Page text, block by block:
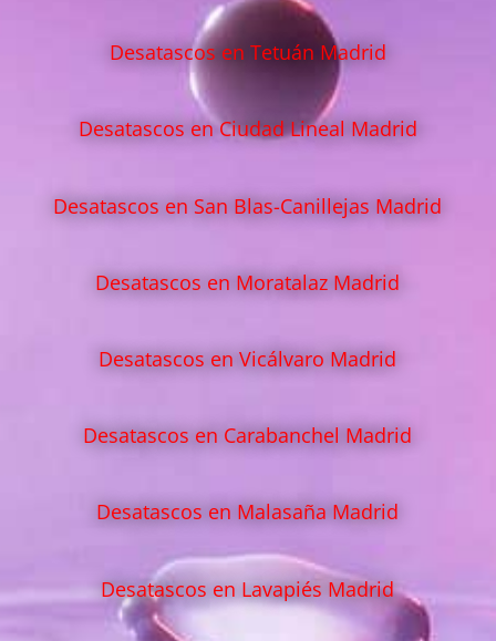
Desatascos en Tetuán Madrid
Desatascos en Ciudad Lineal Madrid
Desatascos en San Blas-Canillejas Madrid
Desatascos en Moratalaz Madrid
Desatascos en Vicálvaro Madrid
Desatascos en Carabanchel Madrid
Desatascos en Malasaña Madrid
Desatascos en Lavapiés Madrid